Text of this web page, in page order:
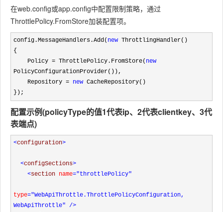
在web.config或app.config中配置限制策略，通过
ThrottlePolicy.FromStore加装配置项。
config.MessageHandlers.Add( new ThrottlingHandler()
{
    Policy
= ThrottlePolicy.FromStore( new
PolicyConfigurationProvider()),
    Repository
= new CacheRepository()
});
配置示例(policyType的值1代表ip、2代表clientkey、3代
表端点)
<configuration>
<configSections>
<section name="throttlePolicy"
type="WebApiThrottle.ThrottlePolicyConfiguration,
WebApiThrottle" />